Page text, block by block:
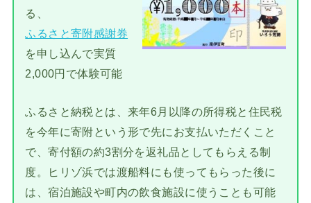
る、
ふるさと寄附感謝券
を申し込んで実質
2,000円で体験可能
ふるさと納税とは、来年6月以降の所得税と住民税
を今年に寄附という形で先にお支払いただくこと
で、寄付額の約3割分を返礼品としてもらえる制
度。ヒリゾ浜では渡船料にも使ってもらった後に
は、宿泊施設や町内の飲食施設に使うことも可能